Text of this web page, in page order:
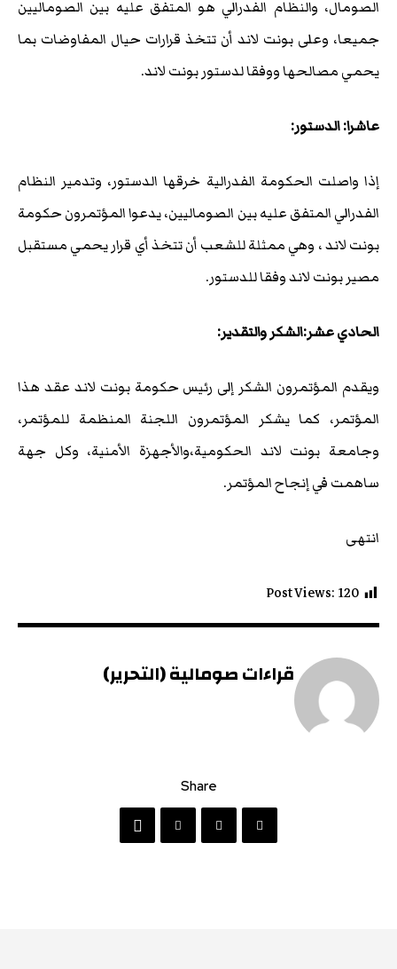
الصومال، والنظام الفدرالي هو المتفق عليه بين الصوماليين
جميعا، وعلى بونت لاند أن تتخذ قرارات حيال المفاوضات بما
يحمي مصالحها ووفقا لدستور بونت لاند.
عاشرا: الدستور:
إذا واصلت الحكومة الفدرالية خرقها الدستور، وتدمير النظام
الفدرالي المتفق عليه بين الصوماليين، يدعوا المؤتمرون حكومة
بونت لاند ، وهي ممثلة للشعب أن تتخذ أي قرار يحمي مستقبل
مصير بونت لاند وفقا للدستور.
الحادي عشر:الشكر والتقدير:
ويقدم المؤتمرون الشكر إلى رئيس حكومة بونت لاند عقد هذا
المؤتمر، كما يشكر المؤتمرون اللجنة المنظمة للمؤتمر،
وجامعة بونت لاند الحكومية،والأجهزة الأمنية، وكل جهة
ساهمت في إنجاح المؤتمر.
انتهى
Post Views: 120
قراءات صومالية (التحرير)
Share